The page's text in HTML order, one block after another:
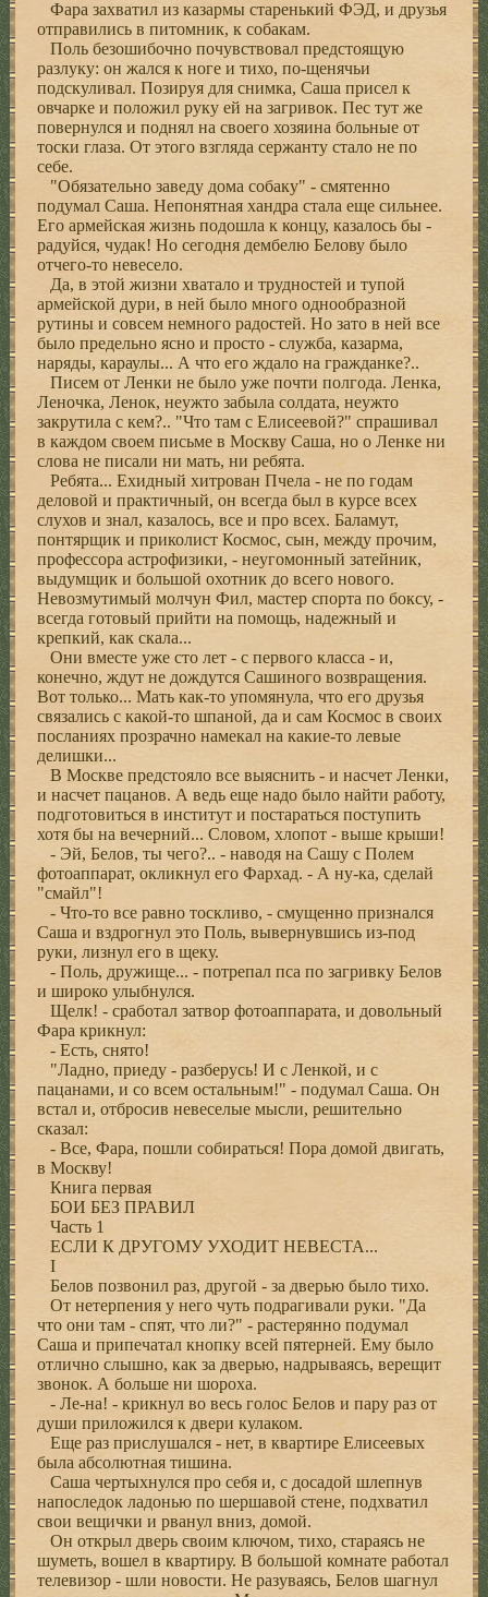
Фара захватил из казармы старенький ФЭД, и друзья
отправились в питомник, к собакам.
Поль безошибочно почувствовал предстоящую
разлуку: он жался к ноге и тихо, по-щенячьи
подскуливал. Позируя для снимка, Саша присел к
овчарке и положил руку ей на загривок. Пес тут же
повернулся и поднял на своего хозяина больные от
тоски глаза. От этого взгляда сержанту стало не по
себе.
"Обязательно заведу дома собаку" - смятенно
подумал Саша. Непонятная хандра стала еще сильнее.
Его армейская жизнь подошла к концу, казалось бы -
радуйся, чудак! Но сегодня дембелю Белову было
отчего-то невесело.
Да, в этой жизни хватало и трудностей и тупой
армейской дури, в ней было много однообразной
рутины и совсем немного радостей. Но зато в ней все
было предельно ясно и просто - служба, казарма,
наряды, караулы... А что его ждало на гражданке?..
Писем от Ленки не было уже почти полгода. Ленка,
Леночка, Ленок, неужто забыла солдата, неужто
закрутила с кем?.. "Что там с Елисеевой?" спрашивал
в каждом своем письме в Москву Саша, но о Ленке ни
слова не писали ни мать, ни ребята.
Ребята... Ехидный хитрован Пчела - не по годам
деловой и практичный, он всегда был в курсе всех
слухов и знал, казалось, все и про всех. Баламут,
понтярщик и приколист Космос, сын, между прочим,
профессора астрофизики, - неугомонный затейник,
выдумщик и большой охотник до всего нового.
Невозмутимый молчун Фил, мастер спорта по боксу, -
всегда готовый прийти на помощь, надежный и
крепкий, как скала...
Они вместе уже сто лет - с первого класса - и,
конечно, ждут не дождутся Сашиного возвращения.
Вот только... Мать как-то упомянула, что его друзья
связались с какой-то шпаной, да и сам Космос в своих
посланиях прозрачно намекал на какие-то левые
делишки...
В Москве предстояло все выяснить - и насчет Ленки,
и насчет пацанов. А ведь еще надо было найти работу,
подготовиться в институт и постараться поступить
хотя бы на вечерний... Словом, хлопот - выше крыши!
- Эй, Белов, ты чего?.. - наводя на Сашу с Полем
фотоаппарат, окликнул его Фархад. - А ну-ка, сделай
"смайл"!
- Что-то все равно тоскливо, - смущенно признался
Саша и вздрогнул это Поль, вывернувшись из-под
руки, лизнул его в щеку.
- Поль, дружище... - потрепал пса по загривку Белов
и широко улыбнулся.
Щелк! - сработал затвор фотоаппарата, и довольный
Фара крикнул:
- Есть, снято!
"Ладно, приеду - разберусь! И с Ленкой, и с
пацанами, и со всем остальным!" - подумал Саша. Он
встал и, отбросив невеселые мысли, решительно
сказал:
- Все, Фара, пошли собираться! Пора домой двигать,
в Москву!
Книга первая
БОИ БЕЗ ПРАВИЛ
Часть 1
ЕСЛИ К ДРУГОМУ УХОДИТ НЕВЕСТА...
I
Белов позвонил раз, другой - за дверью было тихо.
От нетерпения у него чуть подрагивали руки. "Да
что они там - спят, что ли?" - растерянно подумал
Саша и припечатал кнопку всей пятерней. Ему было
отлично слышно, как за дверью, надрываясь, верещит
звонок. А больше ни шороха.
- Ле-на! - крикнул во весь голос Белов и пару раз от
души приложился к двери кулаком.
Еще раз прислушался - нет, в квартире Елисеевых
была абсолютная тишина.
Саша чертыхнулся про себя и, с досадой шлепнув
напоследок ладонью по шершавой стене, подхватил
свои вещички и рванул вниз, домой.
Он открыл дверь своим ключом, тихо, стараясь не
шуметь, вошел в квартиру. В большой комнате работал
телевизор - шли новости. Не разуваясь, Белов шагнул